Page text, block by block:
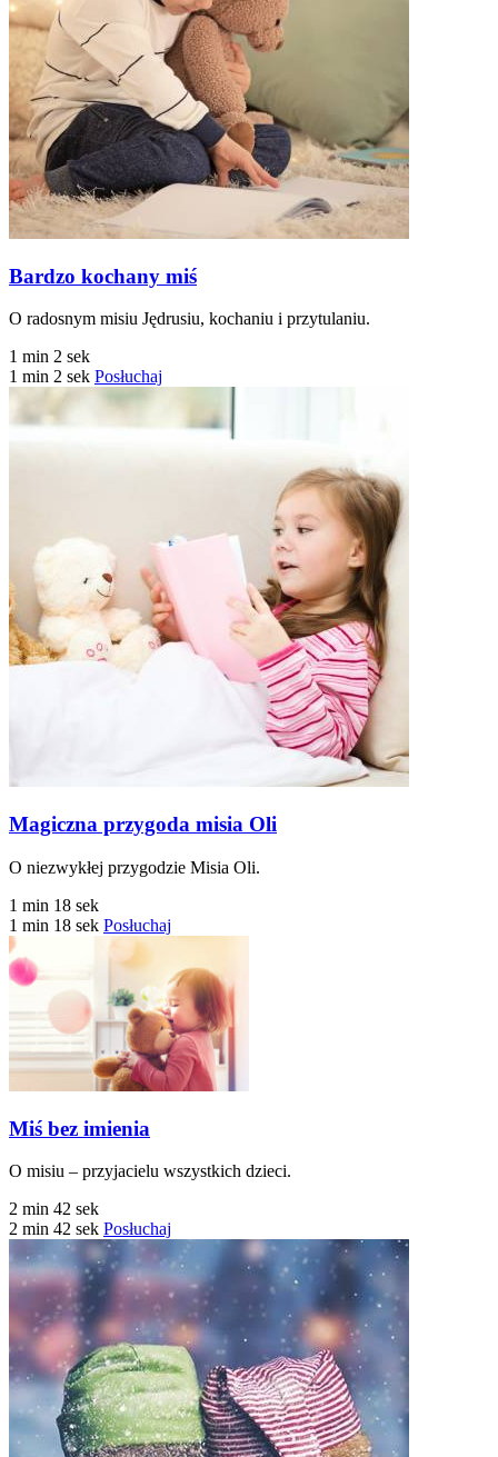
Bardzo kochany miś
O radosnym misiu Jędrusiu, kochaniu i przytulaniu.
1 min 2 sek
1 min 2 sek Posłuchaj
Magiczna przygoda misia Oli
O niezwykłej przygodzie Misia Oli.
1 min 18 sek
1 min 18 sek Posłuchaj
Miś bez imienia
O misiu – przyjacielu wszystkich dzieci.
2 min 42 sek
2 min 42 sek Posłuchaj